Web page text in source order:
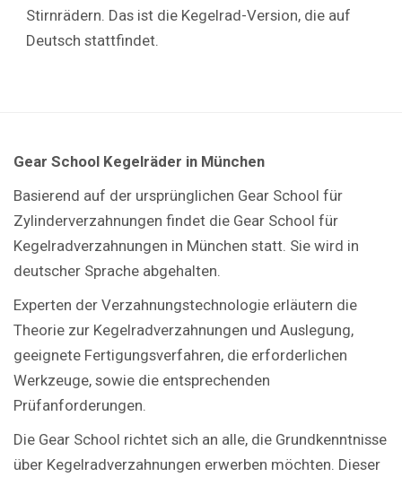
Stirnrädern. Das ist die Kegelrad-Version, die auf
Deutsch stattfindet.
Gear School Kegelräder in München
Basierend auf der ursprünglichen Gear School für
Zylinderverzahnungen findet die Gear School für
Kegelradverzahnungen in München statt. Sie wird in
deutscher Sprache abgehalten.
Experten der Verzahnungstechnologie erläutern die
Theorie zur Kegelradverzahnungen und Auslegung,
geeignete Fertigungsverfahren, die erforderlichen
Werkzeuge, sowie die entsprechenden
Prüfanforderungen.
Die Gear School richtet sich an alle, die Grundkenntnisse
über Kegelradverzahnungen erwerben möchten. Dieser